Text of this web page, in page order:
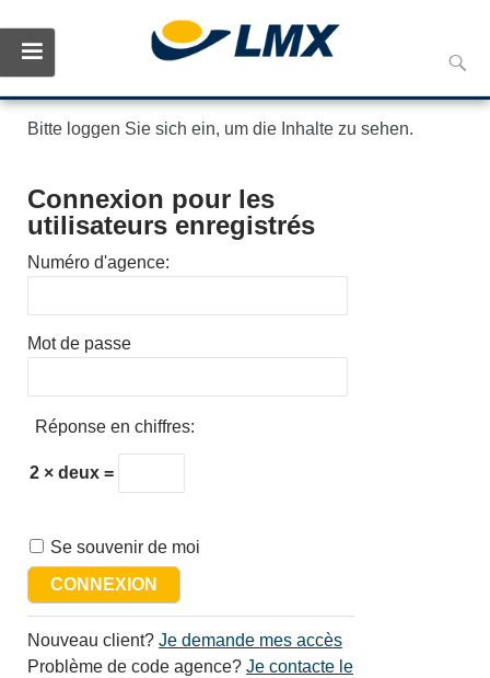
to
Bitte loggen Sie sich ein, um die Inhalte zu sehen.
Connexion pour les
utilisateurs enregistrés
Numéro d'agence:
Mot de passe
Réponse en chiffres:
2 × deux =
Se souvenir de moi
Nouveau client? Je demande mes accès
Problème de code agence? Je contacte le